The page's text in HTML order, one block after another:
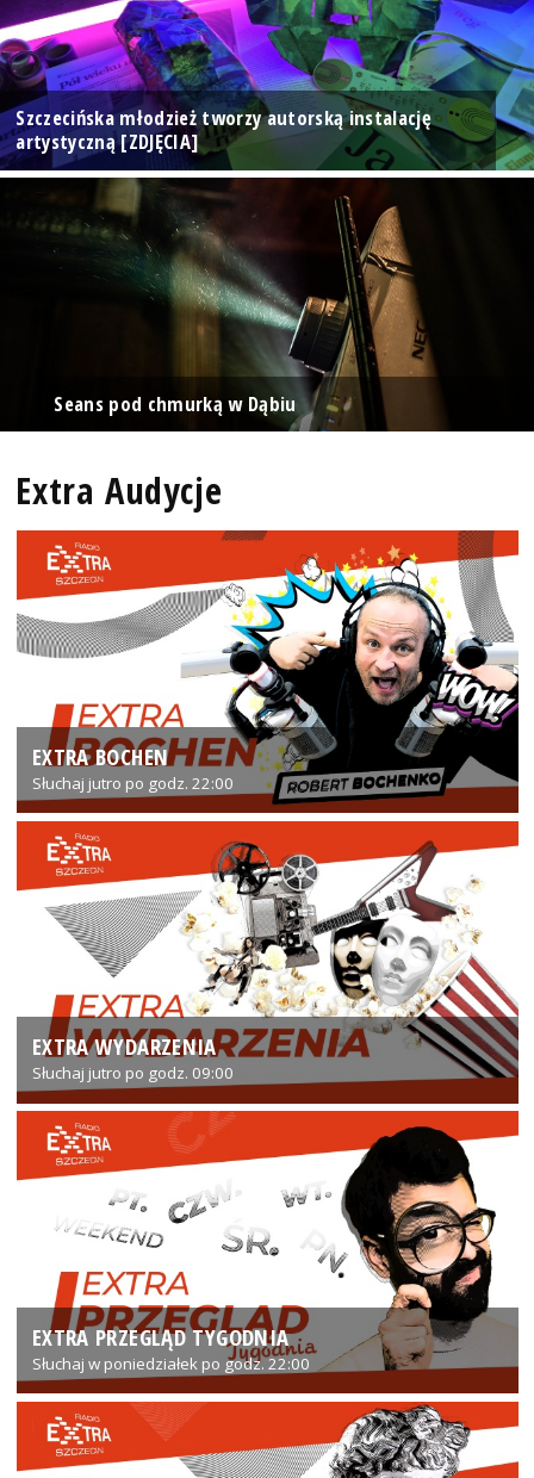
Szczecińska młodzież tworzy autorską instalację
artystyczną [ZDJĘCIA]
Seans pod chmurką w Dąbiu
Extra Audycje
EXTRA BOCHEN
Słuchaj jutro po godz. 22:00
EXTRA WYDARZENIA
Słuchaj jutro po godz. 09:00
EXTRA PRZEGLĄD TYGODNIA
Słuchaj w poniedziałek po godz. 22:00